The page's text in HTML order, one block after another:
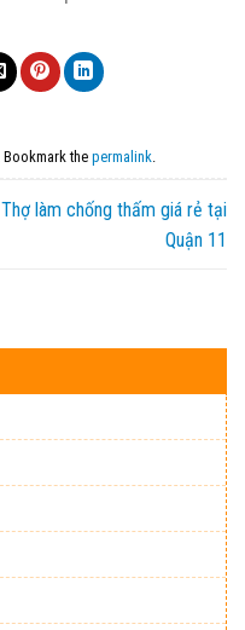
. Bookmark the permalink
Thợ làm chống thấm giá rẻ tại
Quận 11